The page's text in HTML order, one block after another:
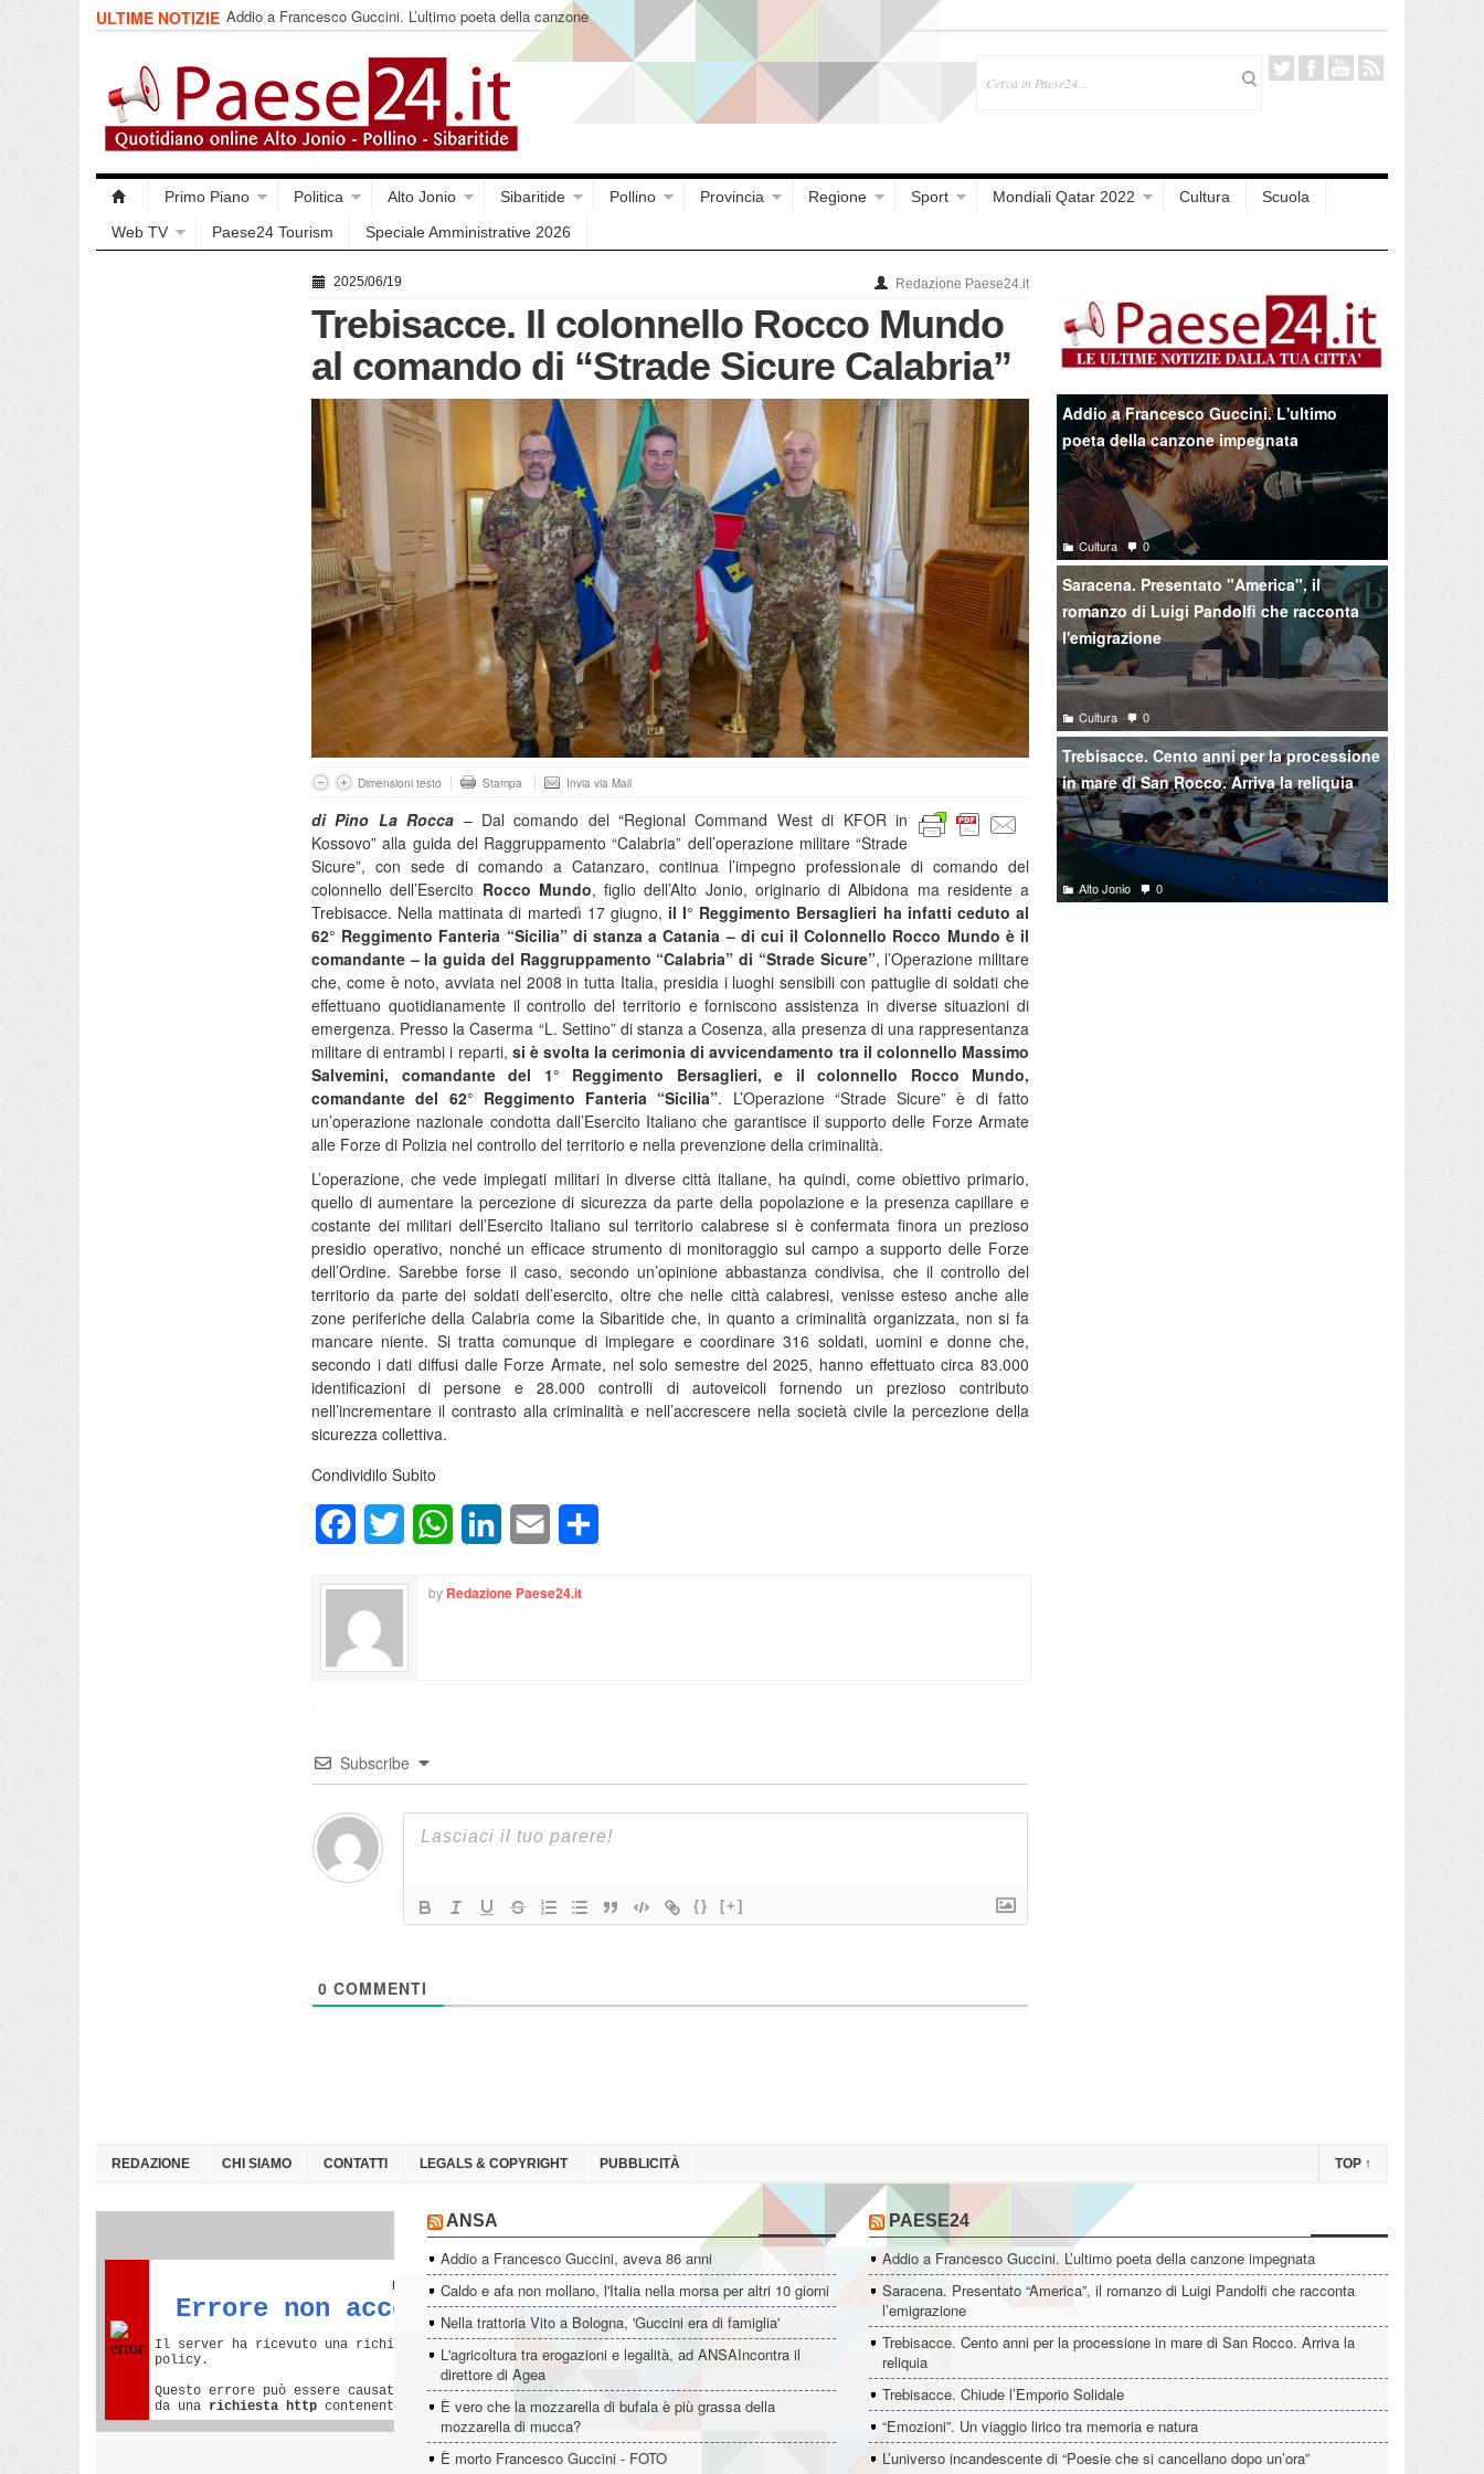
ULTIME NOTIZIE Addio a Francesco Guccini. L’ultimo poeta della canzone
impegnata
Primo Piano Politica Alto Jonio Sibaritide Pollino Provincia Regione Sport Mondiali Qatar 2022 Cultura
Scuola
Web TV
Paese24 Tourism Speciale Amministrative 2026
2025/06/19 Redazione Paese24.it
Trebisacce. Il colonnello Rocco Mundo
al comando di “Strade Sicure Calabria”
Dimensioni testo Stampa Invia via Mail
di Pino La Rocca – Dal comando del “Regional Command West di KFOR in
Kossovo” alla guida del Raggruppamento “Calabria” dell’operazione militare “Strade
Sicure”, con sede di comando a Catanzaro, continua l’impegno professionale di comando del
colonnello dell’Esercito Rocco Mundo, figlio dell’Alto Jonio, originario di Albidona ma residente a
Trebisacce. Nella mattinata di martedì 17 giugno, il I° Reggimento Bersaglieri ha infatti ceduto al
62° Reggimento Fanteria “Sicilia” di stanza a Catania – di cui il Colonnello Rocco Mundo è il
comandante – la guida del Raggruppamento “Calabria” di “Strade Sicure”, l’Operazione militare
che, come è noto, avviata nel 2008 in tutta Italia, presidia i luoghi sensibili con pattuglie di soldati che
effettuano quotidianamente il controllo del territorio e forniscono assistenza in diverse situazioni di
emergenza. Presso la Caserma “L. Settino” di stanza a Cosenza, alla presenza di una rappresentanza
militare di entrambi i reparti, si è svolta la cerimonia di avvicendamento tra il colonnello Massimo
Salvemini, comandante del 1° Reggimento Bersaglieri, e il colonnello Rocco Mundo,
comandante del 62° Reggimento Fanteria “Sicilia”. L’Operazione “Strade Sicure” è di fatto
un’operazione nazionale condotta dall’Esercito Italiano che garantisce il supporto delle Forze Armate
alle Forze di Polizia nel controllo del territorio e nella prevenzione della criminalità.
L’operazione, che vede impiegati militari in diverse città italiane, ha quindi, come obiettivo primario,
quello di aumentare la percezione di sicurezza da parte della popolazione e la presenza capillare e
costante dei militari dell’Esercito Italiano sul territorio calabrese si è confermata finora un prezioso
presidio operativo, nonché un efficace strumento di monitoraggio sul campo a supporto delle Forze
dell’Ordine. Sarebbe forse il caso, secondo un’opinione abbastanza condivisa, che il controllo del
territorio da parte dei soldati dell’esercito, oltre che nelle città calabresi, venisse esteso anche alle
zone periferiche della Calabria come la Sibaritide che, in quanto a criminalità organizzata, non si fa
mancare niente. Si tratta comunque di impiegare e coordinare 316 soldati, uomini e donne che,
secondo i dati diffusi dalle Forze Armate, nel solo semestre del 2025, hanno effettuato circa 83.000
identificazioni di persone e 28.000 controlli di autoveicoli fornendo un prezioso contributo
nell’incrementare il contrasto alla criminalità e nell’accrescere nella società civile la percezione della
sicurezza collettiva.
Condividilo Subito
FacebookTwitter WhatsAppLinkedInEmail
by Redazione Paese24.it
Subscribe
{} [+]
0 COMMENTI
Addio a Francesco Guccini. L'ultimo
poeta della canzone impegnata
Cultura 0
Saracena. Presentato "America", il
romanzo di Luigi Pandolfi che racconta
l'emigrazione
Cultura 0
Trebisacce. Cento anni per la processione
in mare di San Rocco. Arriva la reliquia
Alto Jonio 0
REDAZIONE CHI SIAMO CONTATTI LEGALS & COPYRIGHT PUBBLICITÀ TOP ↑
ANSA
Addio a Francesco Guccini, aveva 86 anni
Caldo e afa non mollano, l'Italia nella morsa per altri 10 giorni
Nella trattoria Vito a Bologna, 'Guccini era di famiglia'
L'agricoltura tra erogazioni e legalità, ad ANSAIncontra il
direttore di Agea
È vero che la mozzarella di bufala è più grassa della
mozzarella di mucca?
È morto Francesco Guccini - FOTO
PAESE24
Addio a Francesco Guccini. L’ultimo poeta della canzone impegnata
Saracena. Presentato “America”, il romanzo di Luigi Pandolfi che racconta
l’emigrazione
Trebisacce. Cento anni per la processione in mare di San Rocco. Arriva la
reliquia
Trebisacce. Chiude l’Emporio Solidale
“Emozioni”. Un viaggio lirico tra memoria e natura
L’universo incandescente di “Poesie che si cancellano dopo un’ora”